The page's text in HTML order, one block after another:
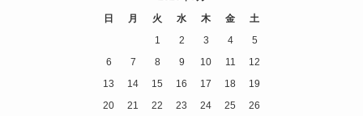
日
月 火 水 木 金
土
1
2 3 4
5
6
7 8 9 10 11
12
13
14 15 16 17 18
19
20
21 22 23 24 25
26